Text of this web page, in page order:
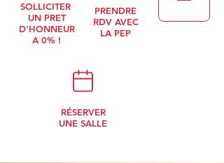
SOLLICITER
UN PRET
D'HONNEUR
A 0% !
PRENDRE
RDV AVEC
LA PEP
RÉSERVER
UNE SALLE